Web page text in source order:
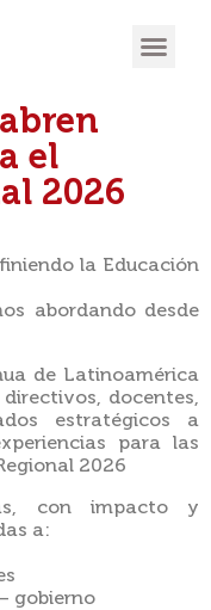
el
2026
la Educación
abordando desde
de Latinoamérica
docentes,
estratégicos a
para las
2026
con impacto y
a:
gobierno